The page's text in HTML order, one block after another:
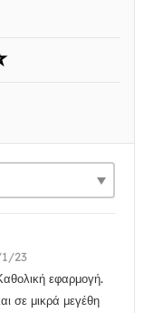
1/23
εφαρμογή.
σε μικρά μεγέθη